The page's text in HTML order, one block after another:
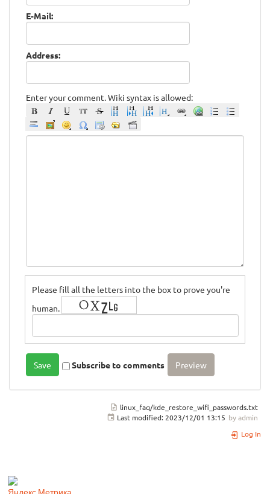
E-Mail:
Address:
Enter your comment. Wiki syntax is allowed:
Please fill all the letters into the box to prove you're
human.
Subscribe to comments
linux_faq/kde_restore_wifi_passwords.txt
Last modified:2023/12/01 13:15 byadmin
Log In